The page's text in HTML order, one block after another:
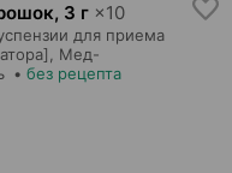
, 3 г ×10
для приема
Мед-
• без рецепта